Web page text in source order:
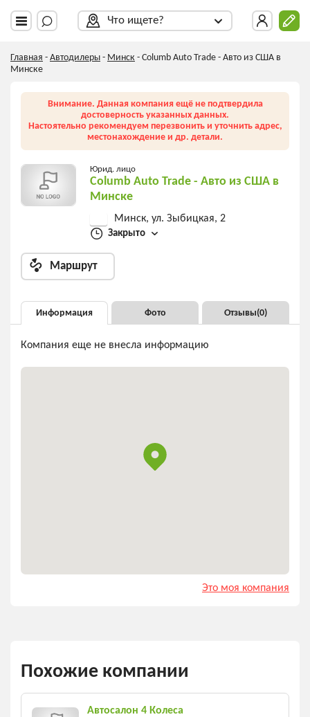
Что ищете?
Главная - Автодилеры - Минск - Columb Auto Trade - Авто из США в
Минске
Внимание. Данная компания ещё не подтвердила
достоверность указанных данных.
Настоятельно рекомендуем перезвонить и уточнить адрес,
местонахождение и др. детали.
Юрид. лицо
Columb Auto Trade - Авто из США в
Минске
Минск, ул. Зыбицкая, 2
Закрыто
Маршрут
Информация Фото Отзывы(0)
Компания еще не внесла информацию
Это моя компания
Похожие компании
Автосалон 4 Колеса